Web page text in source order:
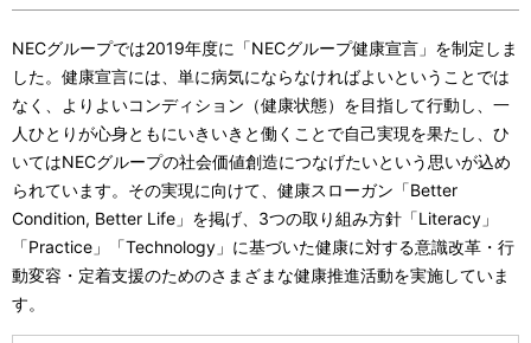
NECグループでは2019年度に「NECグループ健康宣言」を制定しま
した。健康宣言には、単に病気にならなければよいということでは
なく、よりよいコンディション（健康状態）を目指して行動し、一
人ひとりが心身ともにいきいきと働くことで自己実現を果たし、ひ
いてはNECグループの社会価値創造につなげたいという思いが込め
られています。その実現に向けて、健康スローガン「Better
Condition, Better Life」を掲げ、3つの取り組み方針「Literacy」
「Practice」「Technology」に基づいた健康に対する意識改革・行
動変容・定着支援のためのさまざまな健康推進活動を実施していま
す。